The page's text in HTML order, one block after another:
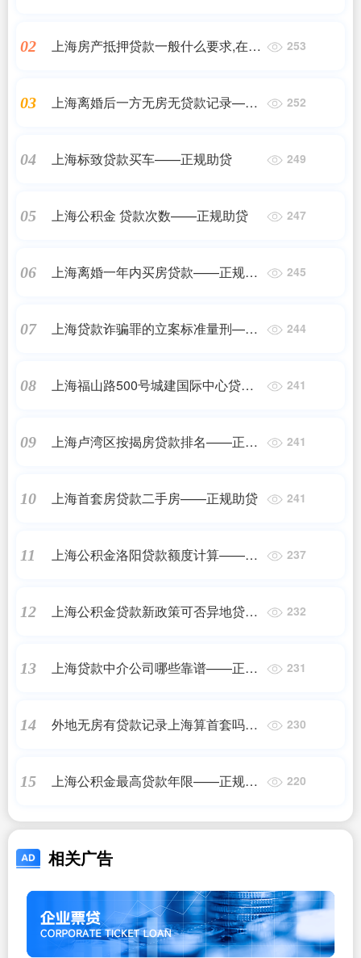
02
上海房产抵押贷款一般什么要求,在上
253
03
上海离婚后一方无房无贷款记录——
252
04 上海标致贷款买车——正规助贷 249
05 上海公积金 贷款次数——正规助贷 247
06
上海离婚一年内买房贷款——正规助
245
07
上海贷款诈骗罪的立案标准量刑——
244
08
上海福山路500号城建国际中心贷款
241
09
上海卢湾区按揭房贷款排名——正规
241
10 上海首套房贷款二手房——正规助贷 241
11
上海公积金洛阳贷款额度计算——正
237
12
上海公积金贷款新政策可否异地贷款,
规助贷
232
13
上海贷款中介公司哪些靠谱——正规
231
14
外地无房有贷款记录上海算首套吗
230
15
上海公积金最高贷款年限——正规助
220
相关广告